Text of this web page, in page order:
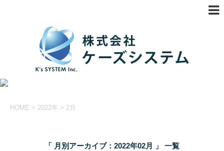
HOME > 2022年 > 2月
「 月別アーカイブ：2022年02月 」 一覧